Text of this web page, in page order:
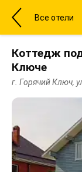
Все отели
Коттедж
Ключе
г. Горячий Ключ,